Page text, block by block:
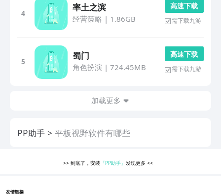
4
率土之滨
经营策略 | 1.86GB
高 速 下 载
需下载九游
5
蜀门
角色扮演 | 724.45MB
高 速 下 载
需下载九游
加载更多
PP助手 平板视野软件有哪些
>> 到底了，安装 「PP助手」 发现更多<<
友情链接